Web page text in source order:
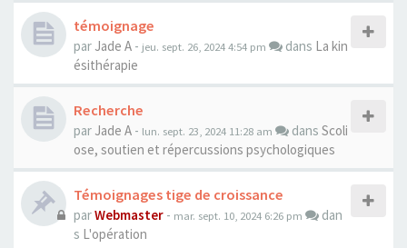
témoignage
par Jade A - jeu. sept. 26, 2024 4:54 pm dans La kin
ésithérapie
Recherche
par Jade A - lun. sept. 23, 2024 11:28 am dans Scoli
ose, soutien et répercussions psychologiques
Témoignages tige de croissance
parWebmaster - mar. sept. 10, 2024 6:26 pm
dan
s L'opération